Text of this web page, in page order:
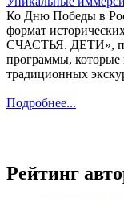
Ко Дню Победы в
формат
СЧАСТЬЯ. ДЕТИ»,
программы, которые
традиционных
Подробнее...
Рейтинг